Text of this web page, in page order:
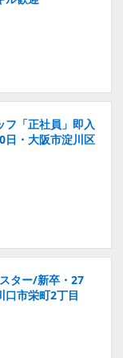
フ「正社員」即入
日・大阪市淀川区
ター/新卒・27
市栄町2丁目